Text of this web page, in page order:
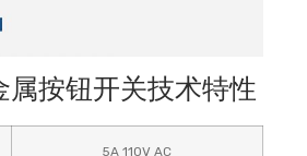
属按钮开关技术特性
5A 110V AC